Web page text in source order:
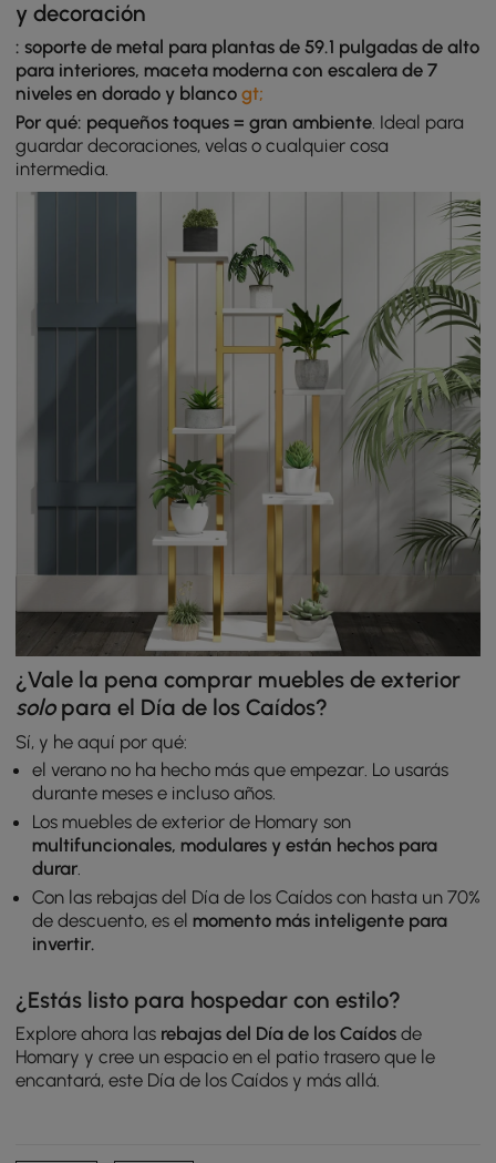
y decoración
: soporte de metal para plantas de 59.1 pulgadas de alto
para interiores, maceta moderna con escalera de 7
niveles en dorado y blancogt;
Por qué: pequeños toques = gran ambiente . Ideal para
guardar decoraciones, velas o cualquier cosa
intermedia.
¿Vale la pena comprar muebles de exterior
solopara el Día de los Caídos?
Sí, y he aquí por qué:
el verano no ha hecho más que empezar. Lo usarás
durante meses e incluso años.
Los muebles de exterior de Homary son
multifuncionales, modulares y están hechos para
durar.
Con las rebajas del Día de los Caídos con hasta un 70%
de descuento, es el momento más inteligente para
invertir.
¿Estás listo para hospedar con estilo?
Explore ahora las rebajas del Día de los Caídos de
Homary y cree un espacio en el patio trasero que le
encantará, este Día de los Caídos y más allá.